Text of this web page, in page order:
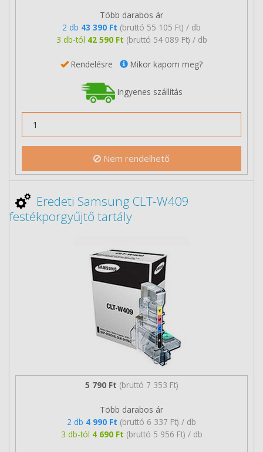
Több darabos ár
2 db 43 390 Ft (bruttó 55 105 Ft) / db
3 db-tól 42 590 Ft (bruttó 54 089 Ft) / db
Rendelésre Mikor kapom meg?
Ingyenes szállítás
Nem rendelhető
Eredeti Samsung CLT-W409
festékporgyűjtő tartály
5 790 Ft (bruttó 7 353 Ft)
Több darabos ár
2 db 4 990 Ft (bruttó 6 337 Ft) / db
3 db-tól 4 690 Ft (bruttó 5 956 Ft) / db